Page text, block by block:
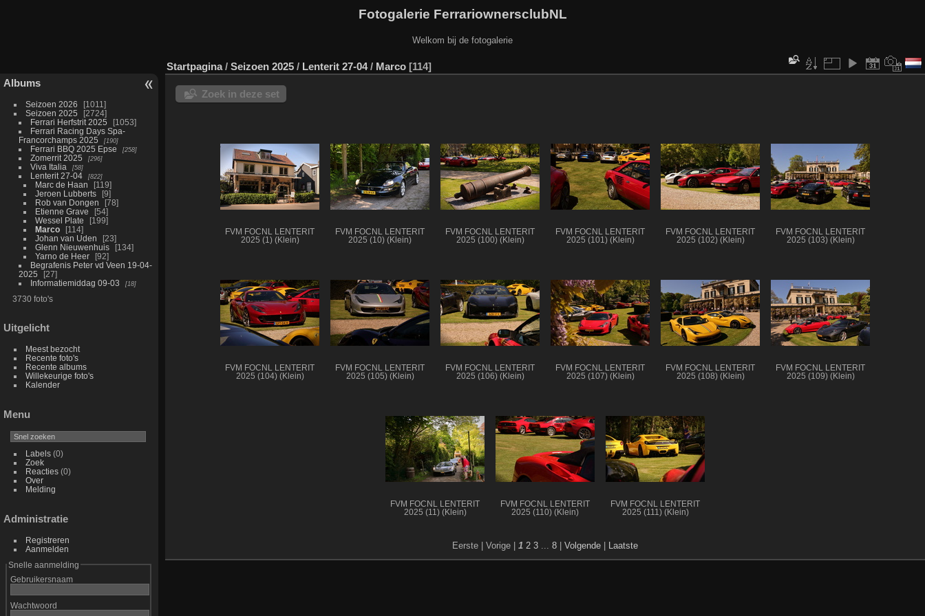
Fotogalerie FerrariownersclubNL
Welkom bij de fotogalerie
Albums
Seizoen 2026
1011
Seizoen 2025
2724
Ferrari Herfstrit 2025
1053
Ferrari Racing Days Spa-
Francorchamps 2025
190
Ferrari BBQ 2025 Epse 258
Zomerrit 2025 296
Viva Italia 58
Lenterit 27-04 822
Marc de Haan
119
Jeroen Lubberts
9
Rob van Dongen
78
Etienne Grave
54
Wessel Plate
199
Marco
114
Johan van Uden
23
Glenn Nieuwenhuis
134
Yarno de Heer
92
Begrafenis Peter vd Veen 19-04-
2025
27
Informatiemiddag 09-03
18
3730 foto's
Uitgelicht
Meest bezocht
Recente foto's
Recente albums
Willekeurige foto's
Kalender
Menu
Labels(0)
Zoek
Reacties(0)
Over
Melding
Administratie
Registreren
Aanmelden
Snelle aanmelding
Gebruikersnaam
Wachtwoord
Startpagina/ Seizoen 2025 / Lenterit 27-04/ Marco 114
Zoek in deze set
FVM FOCNL LENTERIT
2025 (1) (Klein)
FVM FOCNL LENTERIT
2025 (10) (Klein)
FVM FOCNL LENTERIT
2025 (100) (Klein)
FVM FOCNL LENTERIT
2025 (101) (Klein)
FVM FOCNL LENTERIT
2025 (102) (Klein)
FVM FOCNL LENTERIT
2025 (103) (Klein)
FVM FOCNL LENTERIT
2025 (104) (Klein)
FVM FOCNL LENTERIT
2025 (105) (Klein)
FVM FOCNL LENTERIT
2025 (106) (Klein)
FVM FOCNL LENTERIT
2025 (107) (Klein)
FVM FOCNL LENTERIT
2025 (108) (Klein)
FVM FOCNL LENTERIT
2025 (109) (Klein)
FVM FOCNL LENTERIT
2025 (11) (Klein)
FVM FOCNL LENTERIT
2025 (110) (Klein)
FVM FOCNL LENTERIT
2025 (111) (Klein)
Eerste | Vorige | 1 2 3 8 Volgende Laatste